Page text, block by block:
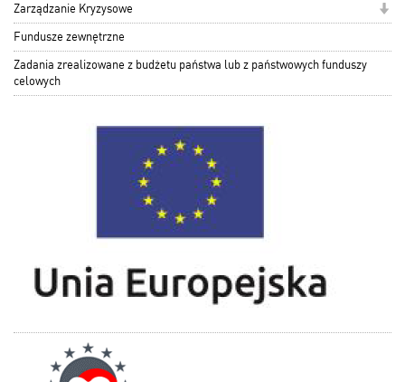
Zarządzanie Kryzysowe
Fundusze zewnętrzne
Zadania zrealizowane z budżetu państwa lub z państwowych funduszy
celowych